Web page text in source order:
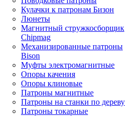
Кулачки к патронам Бизон
Люнеты
Магнитный стружкосборщик
Chipmag
Механизированные патроны
Bison
Муфты электромагнитные
Опоры качения
Опоры клиновые
Патроны магнитные
Патроны на станки по дереву
Патроны токарные